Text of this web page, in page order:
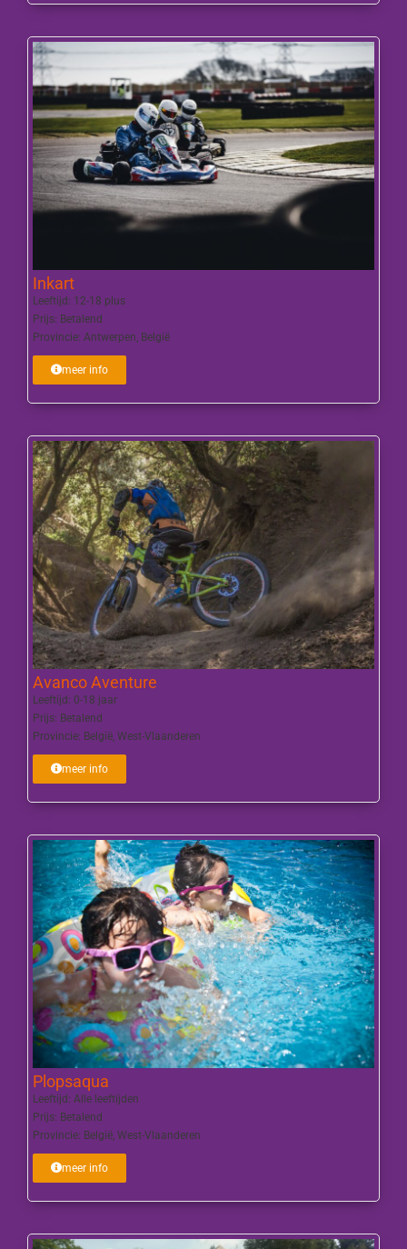
Inkart
Leeftijd: 12-18 plus
Prijs: Betalend
Provincie: Antwerpen, België
meer info
Avanco Aventure
Leeftijd: 0-18 jaar
Prijs: Betalend
Provincie: België, West-Vlaanderen
meer info
Plopsaqua
Leeftijd: Alle leeftijden
Prijs: Betalend
Provincie: België West-Vlaanderen
meer info